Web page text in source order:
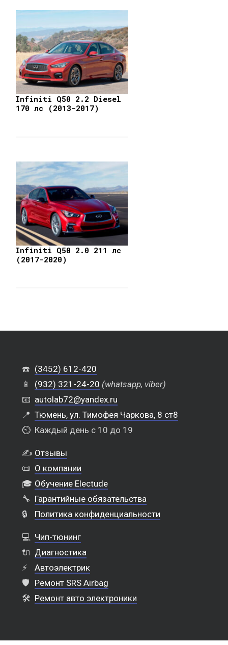
Infiniti Q50 2.2 Diesel
170 лс (2013-2017)
Infiniti Q50 2.0 211 лс
(2017-2020)
☎️ (3452) 612-420
📱
(932) 321-24-20 (whatsapp, viber)
📧 autolab72@yandex.ru
📍 Тюмень, ул. Тимофея Чаркова, 8 ст8
⏲️ Каждый день с 10 до 19
✍️ Отзывы
📜 О компании
🎓 Обучение Electude
🔧 Гарантийные обязательства
🔒
Политика конфиденциальности
💻 Чип-тюнинг
🔌 Диагностика
⚡
Автоэлектрик
🛡️ Ремонт SRS Airbag
🛠️ Ремонт авто электроники